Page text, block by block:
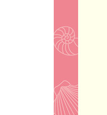
One Fine Day
GO AROUND
MAP
BUY
SLEEP